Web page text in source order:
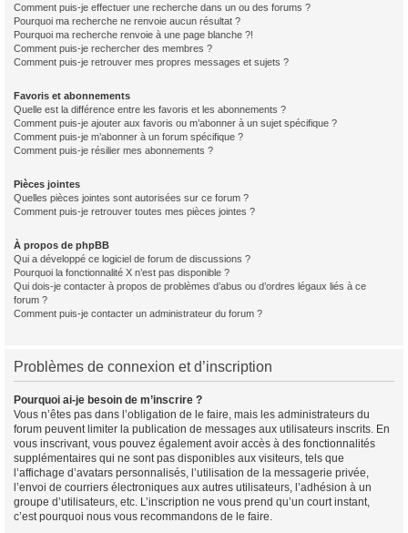
Comment puis-je effectuer une recherche dans un ou des forums ?
Pourquoi ma recherche ne renvoie aucun résultat ?
Pourquoi ma recherche renvoie à une page blanche ?!
Comment puis-je rechercher des membres ?
Comment puis-je retrouver mes propres messages et sujets ?
Favoris et abonnements
Quelle est la différence entre les favoris et les abonnements ?
Comment puis-je ajouter aux favoris ou m’abonner à un sujet spécifique ?
Comment puis-je m’abonner à un forum spécifique ?
Comment puis-je résilier mes abonnements ?
Pièces jointes
Quelles pièces jointes sont autorisées sur ce forum ?
Comment puis-je retrouver toutes mes pièces jointes ?
À propos de phpBB
Qui a développé ce logiciel de forum de discussions ?
Pourquoi la fonctionnalité X n’est pas disponible ?
Qui dois-je contacter à propos de problèmes d’abus ou d’ordres légaux liés à ce
forum ?
Comment puis-je contacter un administrateur du forum ?
Problèmes de connexion et d’inscription
Pourquoi ai-je besoin de m’inscrire ?
Vous n’êtes pas dans l’obligation de le faire, mais les administrateurs du
forum peuvent limiter la publication de messages aux utilisateurs inscrits. En
vous inscrivant, vous pouvez également avoir accès à des fonctionnalités
supplémentaires qui ne sont pas disponibles aux visiteurs, tels que
l’affichage d’avatars personnalisés, l’utilisation de la messagerie privée,
l’envoi de courriers électroniques aux autres utilisateurs, l’adhésion à un
groupe d’utilisateurs, etc. L’inscription ne vous prend qu’un court instant,
c’est pourquoi nous vous recommandons de le faire.